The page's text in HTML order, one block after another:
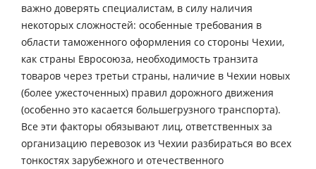
важно доверять специалистам, в силу наличия
некоторых сложностей: особенные требования в
области таможенного оформления со стороны Чехии,
как страны Евросоюза, необходимость транзита
товаров через третьи страны, наличие в Чехии новых
(более ужесточенных) правил дорожного движения
(особенно это касается большегрузного транспорта).
Все эти факторы обязывают лиц, ответственных за
организацию перевозок из Чехии разбираться во всех
тонкостях зарубежного и отечественного